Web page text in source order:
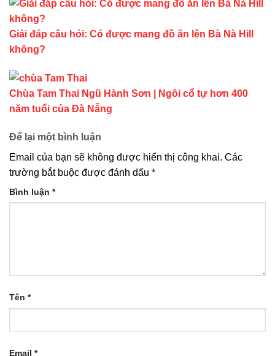
Giải đáp câu hỏi: Có được mang đồ ăn lên Bà Nà Hill
không?
Chùa Tam Thai Ngũ Hành Sơn | Ngôi cổ tự hơn 400
năm tuổi của Đà Nẵng
Để lại một bình luận
Email của bạn sẽ không được hiển thị công khai. Các
trường bắt buộc được đánh dấu *
Bình luận *
Tên *
Email *